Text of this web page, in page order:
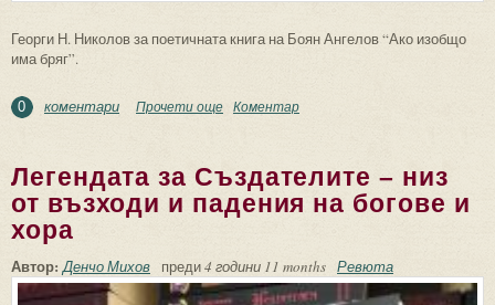
Георги Н. Николов за поетичната книга на Боян Ангелов “Ако изобщо
има бряг”.
0 коментари Прочети още about В акварелната гама на
Коментар
Легендата за Създателите – низ
от възходи и падения на богове и
хора
Автор:Денчо Михов преди4 години 11 months Ревюта